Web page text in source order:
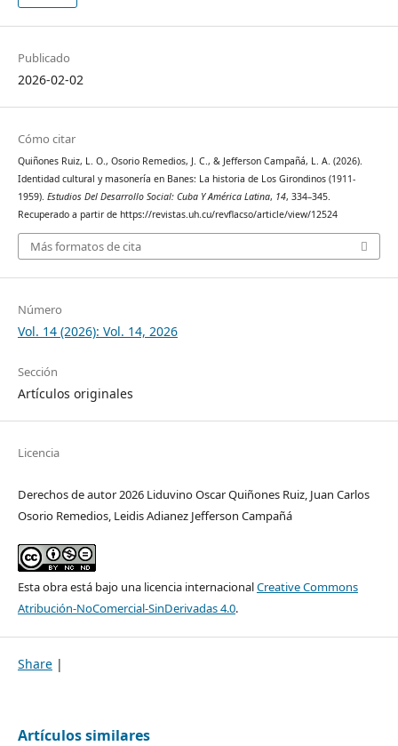
Publicado
2026-02-02
Cómo citar
Quiñones Ruiz, L. O., Osorio Remedios, J. C., & Jefferson Campañá, L. A. (2026).
Identidad cultural y masonería en Banes: La historia de Los Girondinos (1911-
1959). Estudios Del Desarrollo Social: Cuba Y América Latina, 14, 334–345.
Recuperado a partir de https://revistas.uh.cu/revflacso/article/view/12524
Más formatos de cita
Número
Vol. 14 (2026): Vol. 14, 2026
Sección
Artículos originales
Licencia
Derechos de autor 2026 Liduvino Oscar Quiñones Ruiz, Juan Carlos
Osorio Remedios, Leidis Adianez Jefferson Campañá
Esta obra está bajo una licencia internacionalCreative Commons
Atribución-NoComercial-SinDerivadas 4.0.
Share |
Artículos similares